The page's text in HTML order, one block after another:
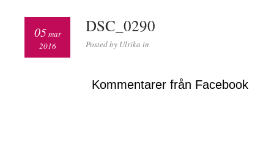
DSC_0290
Posted by Ulrika in
05mar
2016
Kommentarer från Facebook